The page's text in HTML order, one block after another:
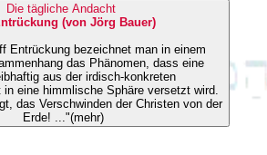
Die tägliche Andacht
(von Jörg Bauer)
Entrückung bezeichnet man in einem
das Phänomen, dass eine
aus der irdisch-konkreten
in eine himmlische Sphäre versetzt wird.
das Verschwinden der Christen von der
Erde! ..."(mehr)